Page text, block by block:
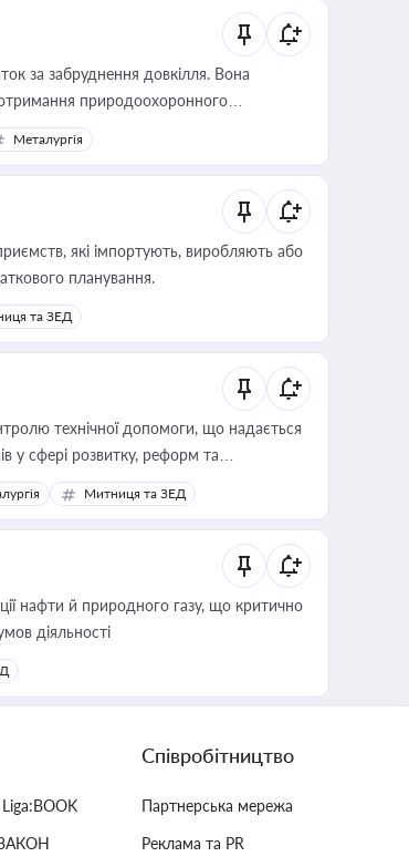
за забруднення довкілля. Вона
природоохоронного
Металургія
які імпортують, виробляють або
планування.
та ЗЕД
технічної допомоги, що надається
у сфері розвитку, реформ та
Митниця та ЗЕД
нафти й природного газу, що критично
діяльності
Співробітництво
Партнерська мережа
Реклама та PR